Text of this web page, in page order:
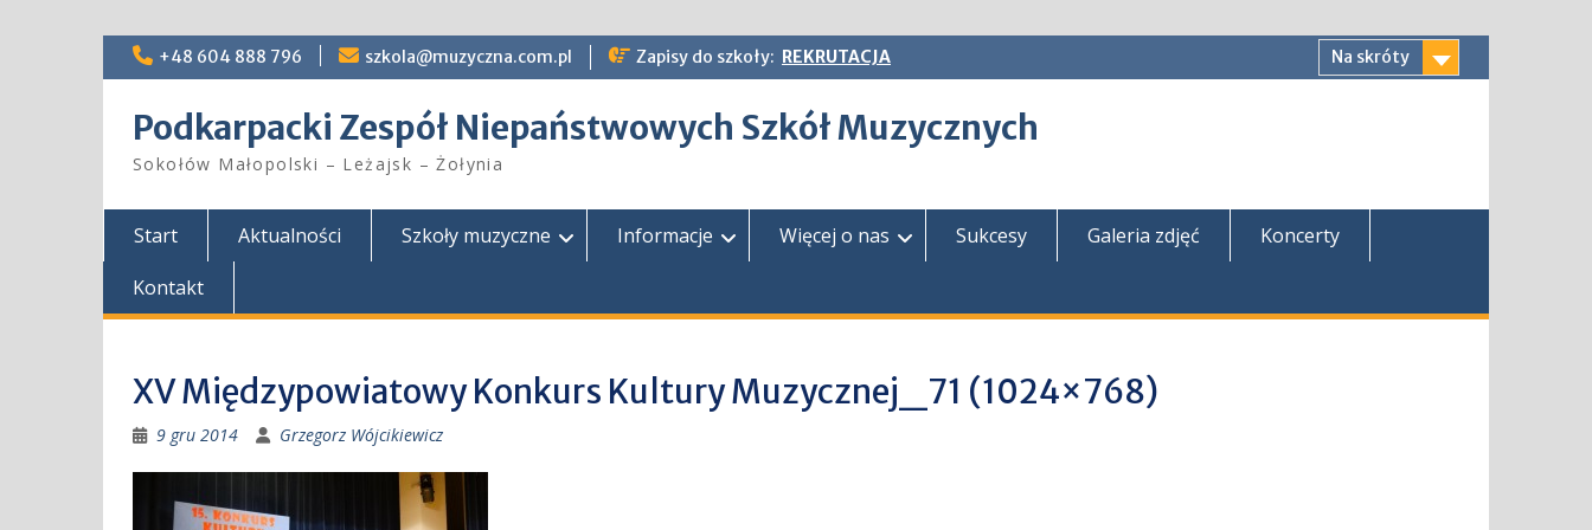
Skip
+48 604 888 796 szkola@muzyczna.com.pl Zapisy do szkoły: REKRUTACJA Na skróty
Podkarpacki Zespół Niepaństwowych Szkół Muzycznych
Sokołów Małopolski – Leżajsk – Żołynia
Start Aktualności Szkoły muzyczne Informacje Więcej o nas Sukcesy Galeria zdjęć
Koncerty
Kontakt
XV Międzypowiatowy Konkurs Kultury Muzycznej_71 (1024×768)
9 gru 2014 Grzegorz Wójcikiewicz